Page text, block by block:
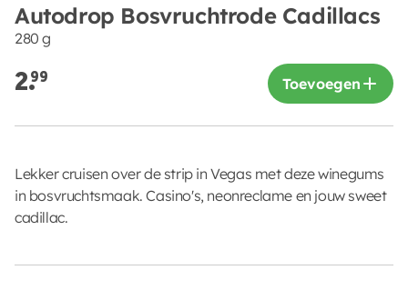
Autodrop Bosvruchtrode Cadillacs
280 g
2.99 Toevoegen
Lekker cruisen over de strip in Vegas met deze winegums
in bosvruchtsmaak. Casino's, neonreclame en jouw sweet
cadillac.